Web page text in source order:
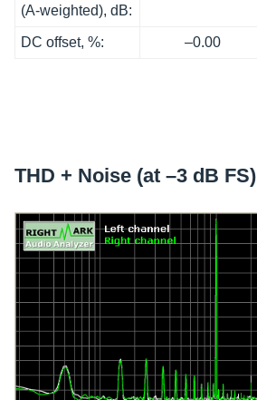
(A-weigh­ted), dB:
DC offset, %: –0.00
THD + Noise (at –3 dB FS)